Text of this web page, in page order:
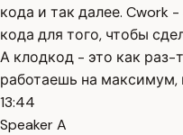
кода и так далее. Cwork
кода для того, чтобы
А клодкод - это как раз-
работаешь на максимум,
13:44
Speaker A